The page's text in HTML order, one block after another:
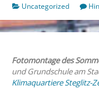
Uncategorized
Fotomontage des
und Grundschule am
Klimaquartiere Steglitz-